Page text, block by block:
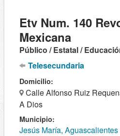
Etv Num. 140
Mexicana
Público / Estatal /
Telesecundaria
Domicilio:
Calle Alfonso Ruiz
A Dios
Municipio:
Jesús María, Aguascalientes